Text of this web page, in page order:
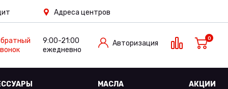
Адреса центров
9:00-21:00
ежедневно
Авторизация
0
МАСЛА АКЦИИ